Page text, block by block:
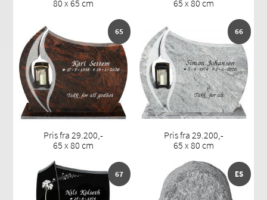
80 x 65 cm
65 x 80 cm
65
Pris fra 29.200,-
65 x 80 cm
66
Pris fra 29.200,-
65 x 80 cm
67 ES